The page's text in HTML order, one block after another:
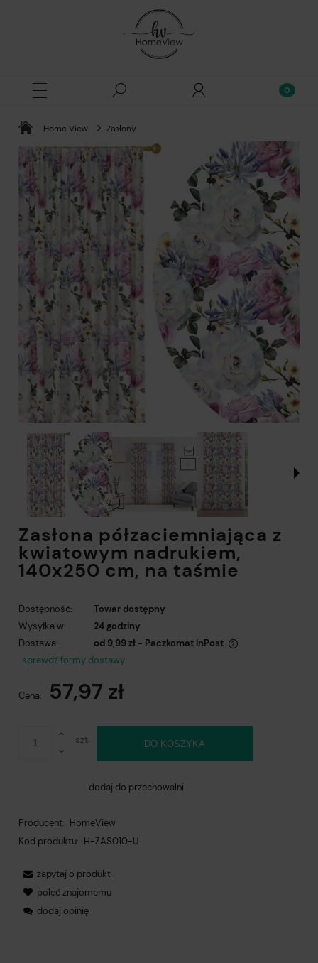
Home View Zasłony
Zasłona półzaciemniająca z
kwiatowym nadrukiem,
140x250 cm, na taśmie
Dostępność:
Towar dostępny
Wysyłka w:
24 godziny
Dostawa:
od 9,99 zł - Paczkomat InPost
Cena nie zawiera ewentualnych kosztów płatności
sprawdź formy dostawy
Cena: 57,97 zł
szt. DO KOSZYKA
dodaj do przechowalni
Producent: HomeView
Kod produktu: H-ZAS010-U
zapytaj o produkt
poleć znajomemu
dodaj opinię